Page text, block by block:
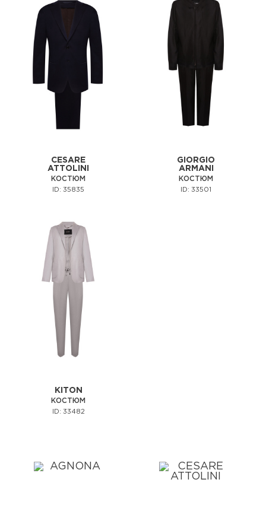
CESARE
ATTOLINI
КОСТЮМ
ID: 35835
GIORGIO
ARMANI
КОСТЮМ
ID: 33501
KITON
КОСТЮМ
ID: 33482